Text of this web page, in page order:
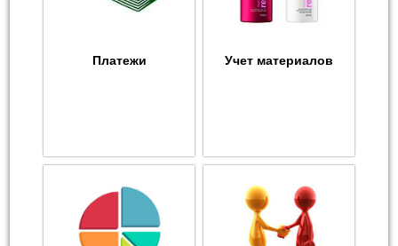
Платежи Учет материалов